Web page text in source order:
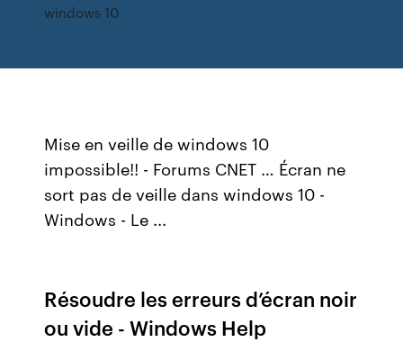
windows 10
Mise en veille de windows 10
impossible!! - Forums CNET … Écran ne
sort pas de veille dans windows 10 -
Windows - Le ...
Résoudre les erreurs d’écran noir
ou vide - Windows Help